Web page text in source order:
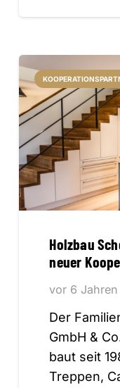
Holzbau
neuer
vor 6 Jahren
Der
GmbH &
baut seit
Treppen,